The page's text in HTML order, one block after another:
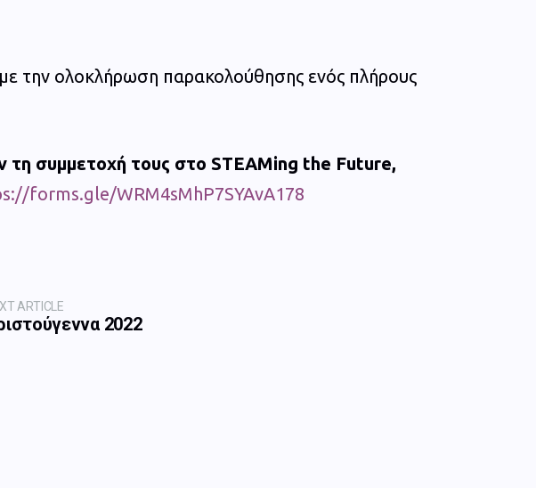
την ολοκλήρωση παρακολούθησης ενός πλήρους
τη συμμετοχή τους στο STEAMing the Future,
forms.gle/WRM4sMhP7SYAvA178
ARTICLE
2022